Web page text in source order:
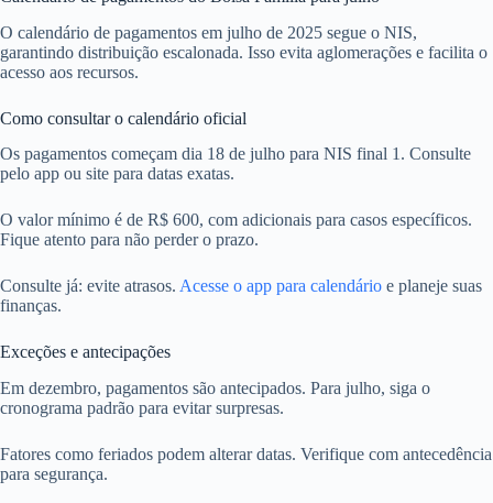
O calendário de pagamentos em julho de 2025 segue o NIS,
garantindo distribuição escalonada. Isso evita aglomerações e facilita o
acesso aos recursos.
Como consultar o calendário oficial
Os pagamentos começam dia 18 de julho para NIS final 1. Consulte
pelo app ou site para datas exatas.
O valor mínimo é de R$ 600, com adicionais para casos específicos.
Fique atento para não perder o prazo.
Consulte já: evite atrasos. Acesse o app para calendário e planeje suas
finanças.
Exceções e antecipações
Em dezembro, pagamentos são antecipados. Para julho, siga o
cronograma padrão para evitar surpresas.
Fatores como feriados podem alterar datas. Verifique com antecedência
para segurança.